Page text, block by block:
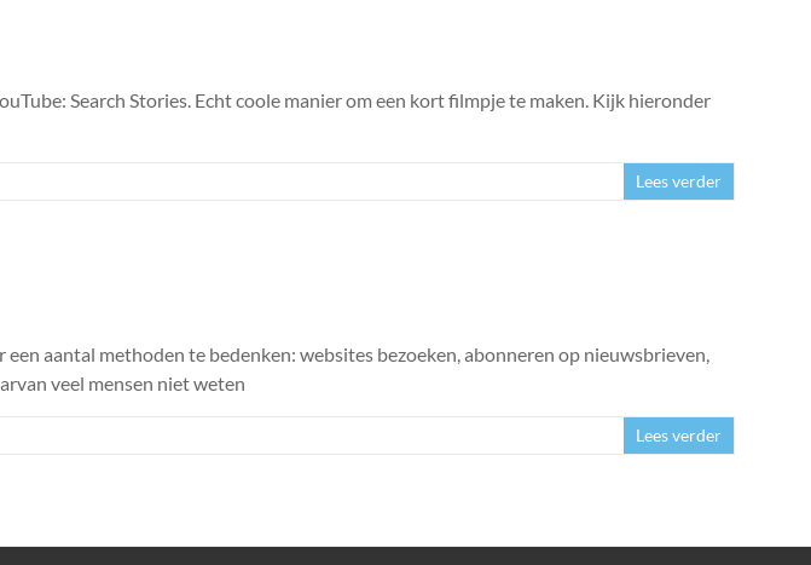
Search Stories. Echt coole manier om een kort filmpje te maken. Kijk hieronder
Lees verder
aantal methoden te bedenken: websites bezoeken, abonneren op nieuwsbrieven,
veel mensen niet weten
Lees verder